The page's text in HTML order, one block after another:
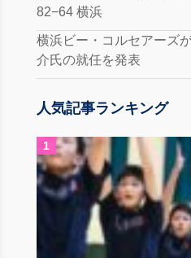
82−64 横浜
横浜ビー・コルセアーズ
介氏の就任を発表
人気記事ランキング